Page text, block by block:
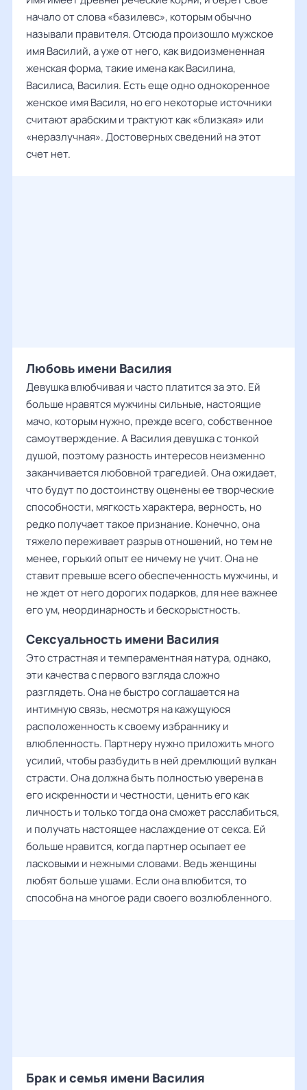
начало от слова «базилевс», которым обычно
называли правителя. Отсюда произошло мужское
имя Василий, а уже от него, как видоизмененная
женская форма, такие имена как Василина,
Василиса, Василия. Есть еще одно однокоренное
женское имя Василя, но его некоторые источники
считают арабским и трактуют как «близкая» или
«неразлучная». Достоверных сведений на этот
счет нет.
Любовь имени Василия
Девушка влюбчивая и часто платится за это. Ей
больше нравятся мужчины сильные, настоящие
мачо, которым нужно, прежде всего, собственное
самоутверждение. А Василия девушка с тонкой
душой, поэтому разность интересов неизменно
заканчивается любовной трагедией. Она ожидает,
что будут по достоинству оценены ее творческие
способности, мягкость характера, верность, но
редко получает такое признание. Конечно, она
тяжело переживает разрыв отношений, но тем не
менее, горький опыт ее ничему не учит. Она не
ставит превыше всего обеспеченность мужчины, и
не ждет от него дорогих подарков, для нее важнее
его ум, неординарность и бескорыстность.
Сексуальность имени Василия
Это страстная и темпераментная натура, однако,
эти качества с первого взгляда сложно
разглядеть. Она не быстро соглашается на
интимную связь, несмотря на кажущуюся
расположенность к своему избраннику и
влюбленность. Партнеру нужно приложить много
усилий, чтобы разбудить в ней дремлющий вулкан
страсти. Она должна быть полностью уверена в
его искренности и честности, ценить его как
личность и только тогда она сможет расслабиться,
и получать настоящее наслаждение от секса. Ей
больше нравится, когда партнер осыпает ее
ласковыми и нежными словами. Ведь женщины
любят больше ушами. Если она влюбится, то
способна на многое ради своего возлюбленного.
Брак и семья имени Василия